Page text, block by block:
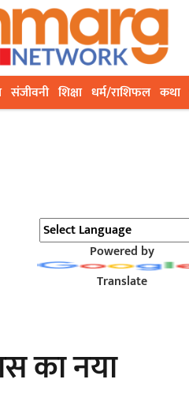
संजीवनी शिक्षा धर्म/राशिफल कथा
Powered by
Translate
का नया